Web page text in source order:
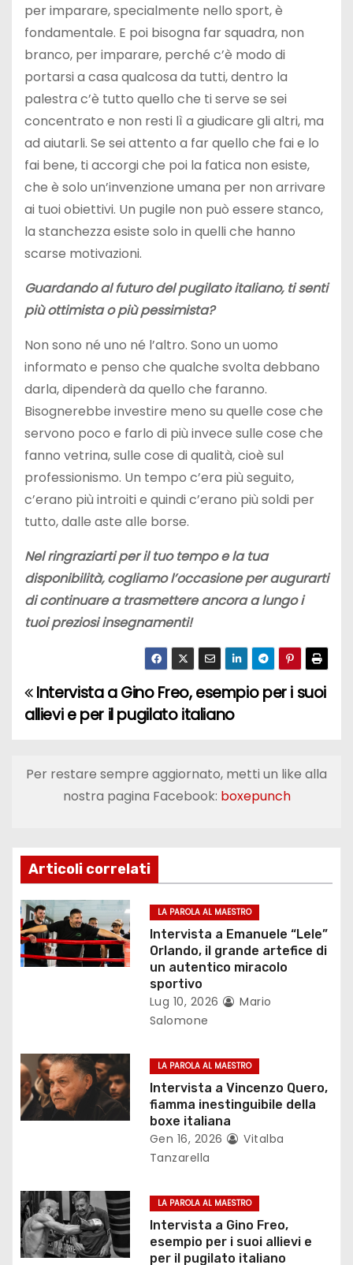
per imparare, specialmente nello sport, è
fondamentale. E poi bisogna far squadra, non
branco, per imparare, perché c’è modo di
portarsi a casa qualcosa da tutti, dentro la
palestra c’è tutto quello che ti serve se sei
concentrato e non resti lì a giudicare gli altri, ma
ad aiutarli. Se sei attento a far quello che fai e lo
fai bene, ti accorgi che poi la fatica non esiste,
che è solo un’invenzione umana per non arrivare
ai tuoi obiettivi. Un pugile non può essere stanco,
la stanchezza esiste solo in quelli che hanno
scarse motivazioni.
Guardando al futuro del pugilato italiano, ti senti
più ottimista o più pessimista?
Non sono né uno né l’altro. Sono un uomo
informato e penso che qualche svolta debbano
darla, dipenderà da quello che faranno.
Bisognerebbe investire meno su quelle cose che
servono poco e farlo di più invece sulle cose che
fanno vetrina, sulle cose di qualità, cioè sul
professionismo. Un tempo c’era più seguito,
c’erano più introiti e quindi c’erano più soldi per
tutto, dalle aste alle borse.
Nel ringraziarti per il tuo tempo e la tua
disponibilità, cogliamo l’occasione per augurarti
di continuare a trasmettere ancora a lungo i
tuoi preziosi insegnamenti!
N
v
a
z
i
o
a
r
t
c
o
Intervista a Gino Freo, esempio per i suoi
allievi e per il pugilato italiano
Per restare sempre aggiornato, metti un like alla
nostra pagina Facebook: boxepunch
Articoli correlati
LA PAROLA AL MAESTRO
Intervista a Emanuele “Lele”
Orlando, il grande artefice di
un autentico miracolo
sportivo
Lug 10, 2026
Mario
Salomone
LA PAROLA AL MAESTRO
Intervista a Vincenzo Quero,
fiamma inestinguibile della
boxe italiana
Gen 16, 2026
Vitalba
Tanzarella
LA PAROLA AL MAESTRO
Intervista a Gino Freo,
esempio per i suoi allievi e
per il pugilato italiano